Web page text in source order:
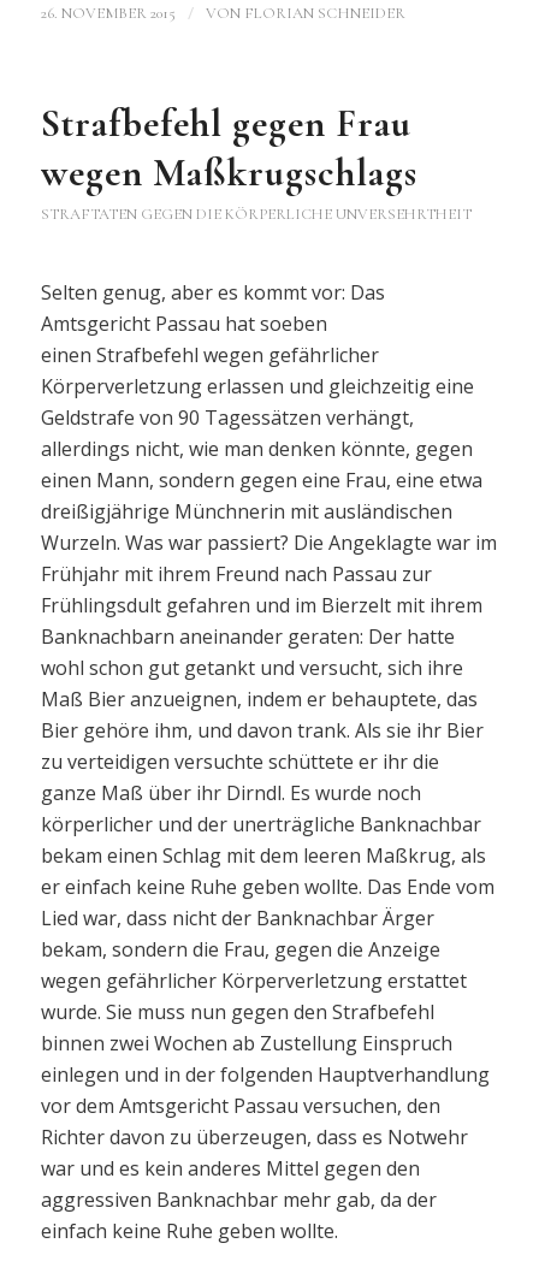
26. NOVEMBER 2015 / VON FLORIAN SCHNEIDER
Strafbefehl gegen Frau
wegen Maßkrugschlags
STRAFTATEN GEGEN DIE KÖRPERLICHE UNVERSEHRTHEIT
Selten genug, aber es kommt vor: Das
Amtsgericht Passau hat soeben
einen Strafbefehl wegen gefährlicher
Körperverletzung erlassen und gleichzeitig eine
Geldstrafe von 90 Tagessätzen verhängt,
allerdings nicht, wie man denken könnte, gegen
einen Mann, sondern gegen eine Frau, eine etwa
dreißigjährige Münchnerin mit ausländischen
Wurzeln. Was war passiert? Die Angeklagte war im
Frühjahr mit ihrem Freund nach Passau zur
Frühlingsdult gefahren und im Bierzelt mit ihrem
Banknachbarn aneinander geraten: Der hatte
wohl schon gut getankt und versucht, sich ihre
Maß Bier anzueignen, indem er behauptete, das
Bier gehöre ihm, und davon trank. Als sie ihr Bier
zu verteidigen versuchte schüttete er ihr die
ganze Maß über ihr Dirndl. Es wurde noch
körperlicher und der unerträgliche Banknachbar
bekam einen Schlag mit dem leeren Maßkrug, als
er einfach keine Ruhe geben wollte. Das Ende vom
Lied war, dass nicht der Banknachbar Ärger
bekam, sondern die Frau, gegen die Anzeige
wegen gefährlicher Körperverletzung erstattet
wurde. Sie muss nun gegen den Strafbefehl
binnen zwei Wochen ab Zustellung Einspruch
einlegen und in der folgenden Hauptverhandlung
vor dem Amtsgericht Passau versuchen, den
Richter davon zu überzeugen, dass es Notwehr
war und es kein anderes Mittel gegen den
aggressiven Banknachbar mehr gab, da der
einfach keine Ruhe geben wollte.